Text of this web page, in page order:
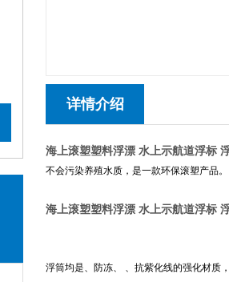
详情介绍
海上滚塑塑料浮漂 水上示航道浮标
不会污染养殖水质，是一款环保滚塑产品。
海上滚塑塑料浮漂 水上示航道浮标
浮筒均是、防冻、 、抗紫化线的强化材质